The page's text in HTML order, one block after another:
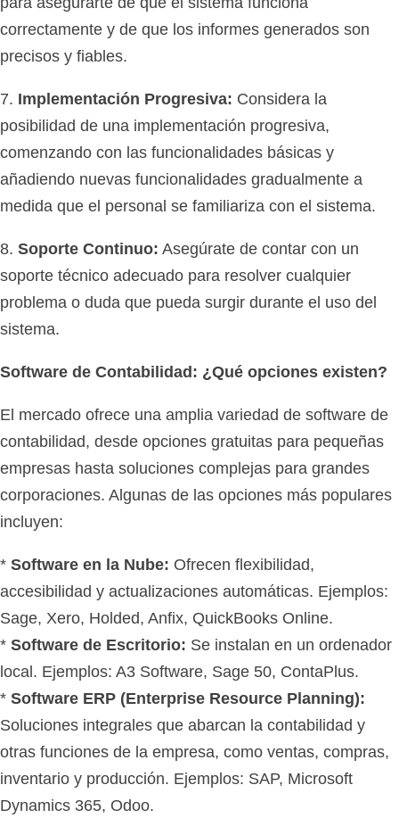
correctamente y de que los informes generados son
precisos y fiables.
7. Implementación Progresiva: Considera la
posibilidad de una implementación progresiva,
comenzando con las funcionalidades básicas y
añadiendo nuevas funcionalidades gradualmente a
medida que el personal se familiariza con el sistema.
8. Soporte Continuo: Asegúrate de contar con un
soporte técnico adecuado para resolver cualquier
problema o duda que pueda surgir durante el uso del
sistema.
Software de Contabilidad: ¿Qué opciones existen?
El mercado ofrece una amplia variedad de software de
contabilidad, desde opciones gratuitas para pequeñas
empresas hasta soluciones complejas para grandes
corporaciones. Algunas de las opciones más populares
incluyen:
* Software en la Nube: Ofrecen flexibilidad,
accesibilidad y actualizaciones automáticas. Ejemplos:
Sage, Xero, Holded, Anfix, QuickBooks Online.
* Software de Escritorio: Se instalan en un ordenador
local. Ejemplos: A3 Software, Sage 50, ContaPlus.
* Software ERP (Enterprise Resource Planning):
Soluciones integrales que abarcan la contabilidad y
otras funciones de la empresa, como ventas, compras,
inventario y producción. Ejemplos: SAP, Microsoft
Dynamics 365, Odoo.